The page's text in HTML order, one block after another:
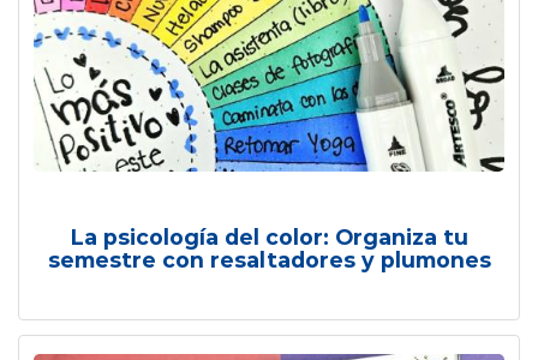
La psicología del color: Organiza tu
semestre con resaltadores y plumones